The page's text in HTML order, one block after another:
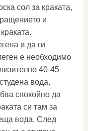
сол за краката,
и
и да ги
е необходимо
40-45
вода,
спокойно да
си там за
вода. След